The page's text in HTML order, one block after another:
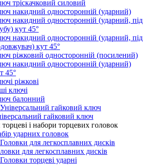
тріскачковий силовий
накидний односторонній (ударний)
накидний односторонній (ударний, під
кут 45°
накидний односторонній (ударний, під
кут 45°
ріжковий односторонній (посилений)
накидний односторонній (ударний)
45°
ріжкові
ключі
балонний
гайковий ключ
і набори торцевих головок
ударних головок
для легкосплавних дисків